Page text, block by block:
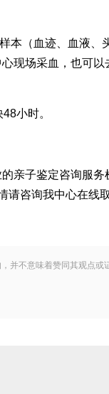
本（血迹、血液、
现场采血，也可以
小时。
亲子鉴定咨询服务
咨询我中心在线取
并不意味着赞同其观点或